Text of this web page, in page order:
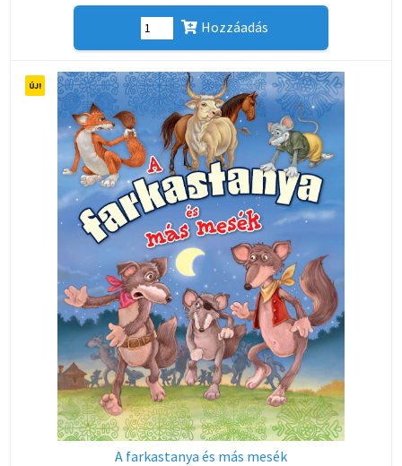
Hozzáadás
A farkastanya és más mesék